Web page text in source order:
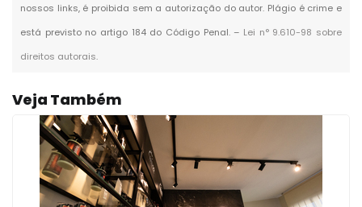
nossos links, é proibida sem a autorização do autor. Plágio é crime e
está previsto no artigo 184 do Código Penal. – Lei n° 9.610-98 sobre
direitos autorais.
Veja Também